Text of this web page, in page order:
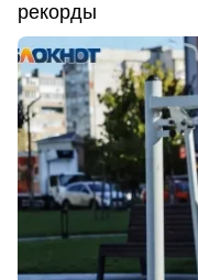
рекорды